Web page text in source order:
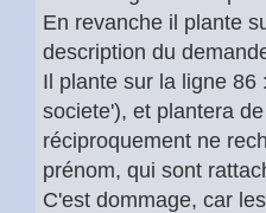
En revanche il plante
description du
Il plante sur la ligne
societe'), et plantera
réciproquement ne
prénom, qui sont
C'est dommage, car